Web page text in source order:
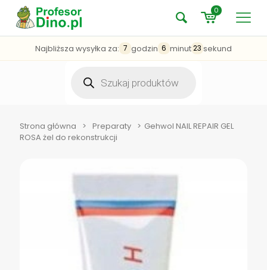
0
Najbliższa wysyłka za: 7 godzin 6 minut23 sekund
produktów
Strona główna > Preparaty > Gehwol NAIL REPAIR GEL
ROSA żel do rekonstrukcji